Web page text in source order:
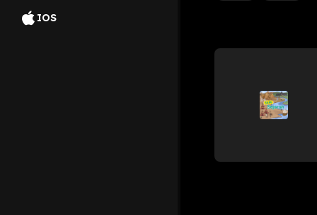
IOS
Tim Produksi: